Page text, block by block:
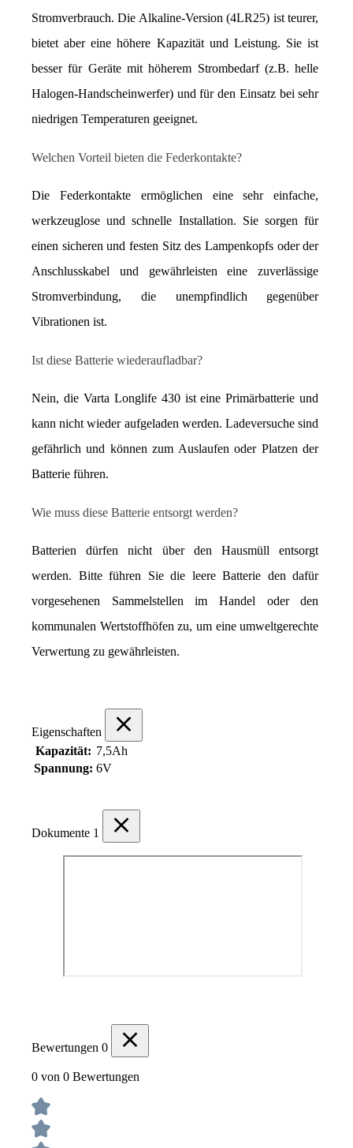
Stromverbrauch. Die Alkaline-Version (4LR25) ist teurer,
bietet aber eine höhere Kapazität und Leistung. Sie ist
besser für Geräte mit höherem Strombedarf (z.B. helle
Halogen-Handscheinwerfer) und für den Einsatz bei sehr
niedrigen Temperaturen geeignet.
Welchen Vorteil bieten die Federkontakte?
Die Federkontakte ermöglichen eine sehr einfache,
werkzeuglose und schnelle Installation. Sie sorgen für
einen sicheren und festen Sitz des Lampenkopfs oder der
Anschlusskabel und gewährleisten eine zuverlässige
Stromverbindung, die unempfindlich gegenüber
Vibrationen ist.
Ist diese Batterie wiederaufladbar?
Nein, die Varta Longlife 430 ist eine Primärbatterie und
kann nicht wieder aufgeladen werden. Ladeversuche sind
gefährlich und können zum Auslaufen oder Platzen der
Batterie führen.
Wie muss diese Batterie entsorgt werden?
Batterien dürfen nicht über den Hausmüll entsorgt
werden. Bitte führen Sie die leere Batterie den dafür
vorgesehenen Sammelstellen im Handel oder den
kommunalen Wertstoffhöfen zu, um eine umweltgerechte
Verwertung zu gewährleisten.
Eigenschaften
Kapazität: 7,5Ah
Spannung: 6V
Dokumente 1
Bewertungen 0
0 von 0 Bewertungen